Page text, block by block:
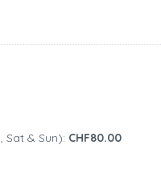
Sat & Sun): CHF80.00